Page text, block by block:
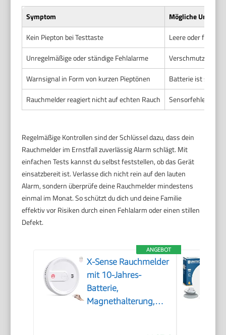
Symptom
Mögliche Ursache
Kein Piepton bei Testtaste
Leere oder falsch
Unregelmäßige oder ständige Fehlalarme
Verschmutzte
Warnsignal in Form von kurzen Pieptönen
Batterie ist
Rauchmelder reagiert nicht auf echten Rauch
Sensorfehler oder
Regelmäßige Kontrollen sind der Schlüssel dazu, dass dein
Rauchmelder im Ernstfall zuverlässig Alarm schlägt. Mit
einfachen Tests kannst du selbst feststellen, ob das Gerät
einsatzbereit ist. Verlasse dich nicht rein auf den lauten
Alarm, sondern überprüfe deine Rauchmelder mindestens
einmal im Monat. So schützt du dich und deine Familie
effektiv vor Risiken durch einen Fehlalarm oder einen stillen
Defekt.
ANGEBOT
X-Sense Rauchmelder
mit 10-Jahres-
Batterie,
Magnethalterung,